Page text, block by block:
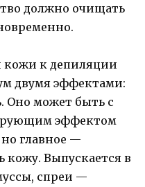
должно очищать
кожи к депиляции
двумя эффектами:
Оно может быть с
эффектом
главное —
кожу. Выпускается в
спреи —